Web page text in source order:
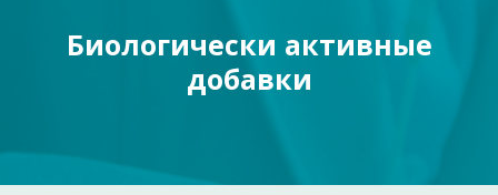
Биологически активные
добавки